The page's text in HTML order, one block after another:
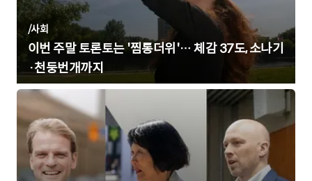
/사회
이번 주말 토론토는 '찜통더위'… 체감 37도, 소나기
·천둥번개까지